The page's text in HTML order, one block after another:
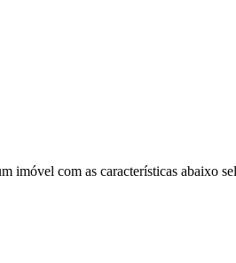
imóvel com as características abaixo